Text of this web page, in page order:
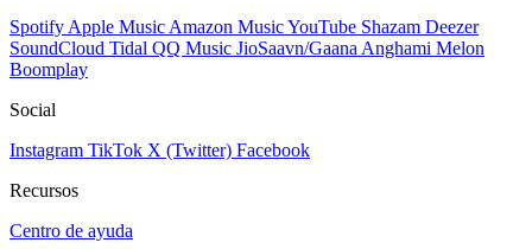
Spotify Apple Music Amazon MusicYouTube Shazam Deezer
SoundCloud Tidal QQ Music JioSaavn/Gaana Anghami Melon
Boomplay
Social
Instagram TikTok X (Twitter) Facebook
Recursos
Centro de ayuda